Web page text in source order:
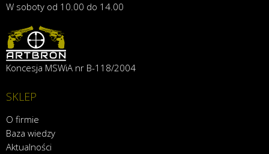
W soboty od 10.00 do 14.00
Koncesja MSWiA nr B-118/2004
SKLEP
O firmie
Baza wiedzy
Aktualności